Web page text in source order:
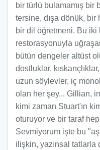
bir türlü bulamamış bir
tersine, dışa dönük, bir
bir dil öğretmeni. Bu iki
restorasyonuyla
bütün dengeler altüst
dostluklar,
uzun söylevler, iç
olan her şey... Gillian,
kimi zaman Stuart'ın
oturuyor ve bir taraf
Sevmiyorum işte bu
ilişkin, yazınsal